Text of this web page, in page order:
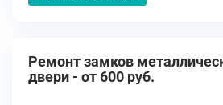
Ремонт замков
двери - от 600 руб.